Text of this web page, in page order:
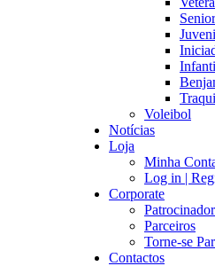
Voleibol
Notícias
Loja
Minha
Log in |
Corporate
Parceiros
Torne-se
Contactos